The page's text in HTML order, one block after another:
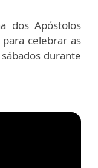
dos Apóstolos
celebrar as
durante